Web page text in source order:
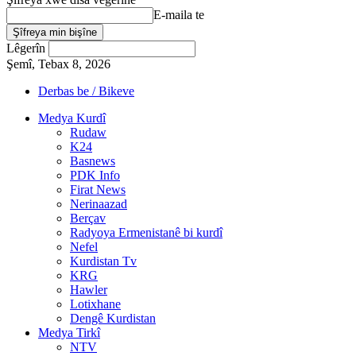
E-maila te
Lêgerîn
Şemî, Tebax 8, 2026
Derbas be / Bikeve
Medya Kurdî
Rudaw
K24
Basnews
PDK Info
Firat News
Nerinaazad
Berçav
Radyoya Ermenistanê bi kurdî
Nefel
Kurdistan Tv
KRG
Hawler
Lotixhane
Dengê Kurdistan
Medya Tirkî
NTV